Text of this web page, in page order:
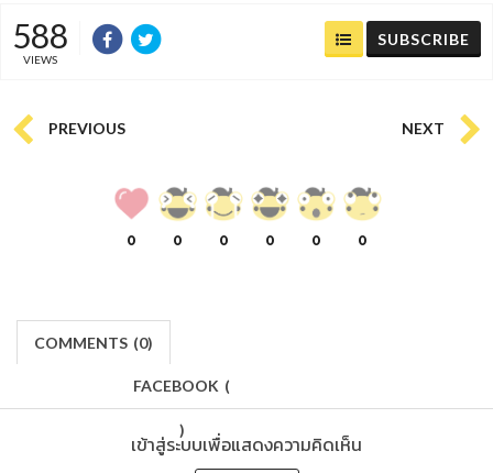
588
VIEWS
SUBSCRIBE
PREVIOUS NEXT
0 0 0 0 0 0
COMMENTS (0)
FACEBOOK (
)
เข้าสู่ระบบเพื่อแสดงความคิดเห็น